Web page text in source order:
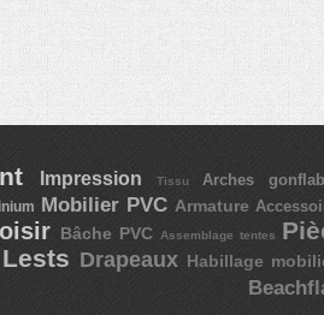
Impression Tissu Arches
Mobilier PVC Armature
Bâche PVC Assemblage tentes
Lests Drapeaux Habillage